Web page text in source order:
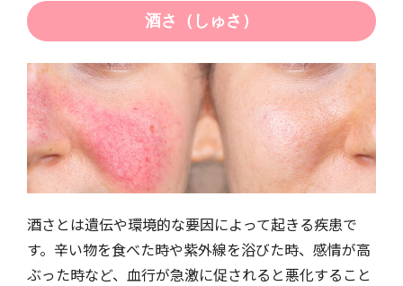
酒さ（しゅさ）
酒さとは遺伝や環境的な要因によって起きる疾患で
す。辛い物を食べた時や紫外線を浴びた時、感情が高
ぶった時など、血行が急激に促されると悪化すること